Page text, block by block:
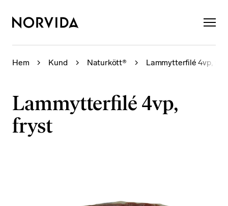
Hem Kund Naturkött® Lammytterfilé 4vp,
Lammytterfilé 4vp,
fryst